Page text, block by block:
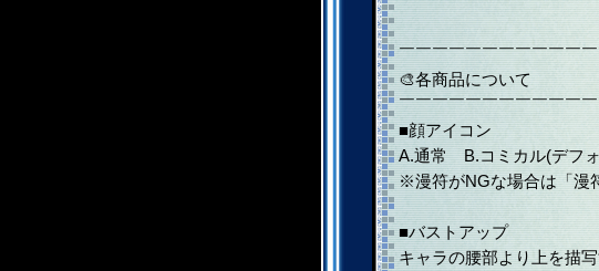
￣￣￣￣￣￣￣￣￣￣￣
🎨各商品について
￣￣￣￣￣￣￣￣￣￣￣
■顔アイコン
A.通常 B.コミカル(デフ
※漫符がNGな場合は「漫
■バストアップ
キャラの腰部より上を描